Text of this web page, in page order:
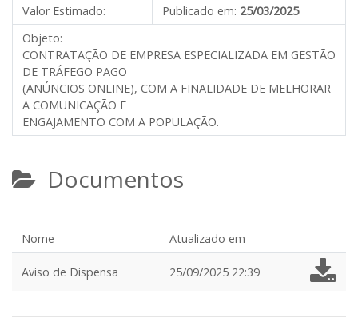
Valor Estimado: Publicado em: 25/03/2025
Objeto:
CONTRATAÇÃO DE EMPRESA ESPECIALIZADA EM GESTÃO
DE TRÁFEGO PAGO
(ANÚNCIOS ONLINE), COM A FINALIDADE DE MELHORAR
A COMUNICAÇÃO E
ENGAJAMENTO COM A POPULAÇÃO.
Documentos
Nome Atualizado em
Aviso de Dispensa 25/09/2025 22:39